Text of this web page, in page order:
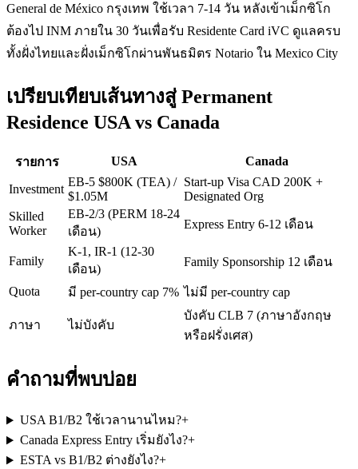
General de México กรุงเทพ ใช้เวลา 7-14 วัน หลังเข้าเม็กซิโก
ต้องไป INM ภายใน 30 วันเพื่อรับ Residente Card iVC ดูแลครบ
ทั้งฝั่งไทยและฝั่งเม็กซิโกผ่านพันธมิตร Notario ใน Mexico City
เปรียบเทียบเส้นทางสู่ Permanent
Residence USA vs Canada
รายการ USA Canada
Investment
EB-5 $800K (TEA) /
$1.05M
Start-up Visa CAD 200K +
Designated Org
Skilled
Worker
EB-2/3 (PERM 18-24
เดือน)
Express Entry 6-12 เดือน
Family
K-1, IR-1 (12-30
เดือน)
Family Sponsorship 12 เดือน
Quota มี per-country cap 7% ไม่มี per-country cap
ภาษา ไม่บังคับ
บังคับ CLB 7 (ภาษาอังกฤษ
หรือฝรั่งเศส)
คำถามที่พบบ่อย
USA B1/B2 ใช้เวลานานไหม?+
Canada Express Entry เริ่มยังไง?+
ESTA vs B1/B2 ต่างยังไง?+